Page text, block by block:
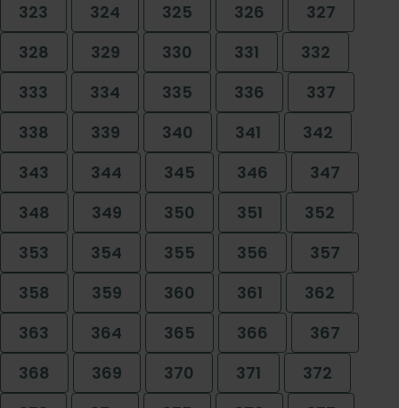
323
324 325 326
327
328
329 330 331
332
333
334 335 336
337
338
339 340 341
342
343
344 345 346
347
348
349 350 351
352
353
354 355 356
357
358
359 360 361
362
363
364 365 366
367
368
369 370 371
372